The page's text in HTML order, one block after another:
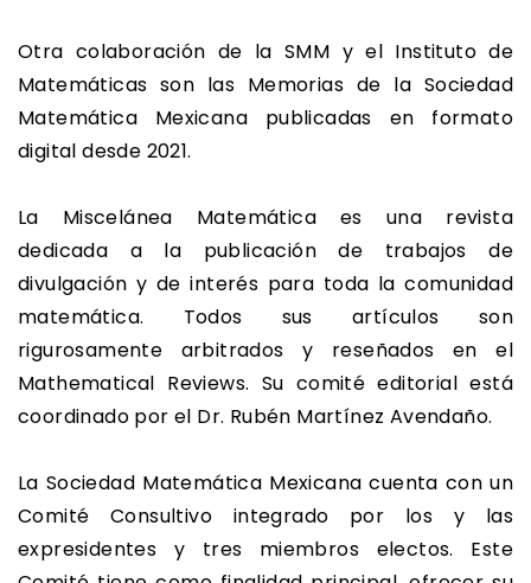
Otra colaboración de la SMM y el Instituto de
Matemáticas son las Memorias de la Sociedad
Matemática Mexicana publicadas en formato
digital desde 2021.
La Miscelánea Matemática es una revista
dedicada a la publicación de trabajos de
divulgación y de interés para toda la comunidad
matemática. Todos sus artículos son
rigurosamente arbitrados y reseñados en el
Mathematical Reviews. Su comité editorial está
coordinado por el Dr. Rubén Martínez Avendaño.
La Sociedad Matemática Mexicana cuenta con un
Comité Consultivo integrado por los y las
expresidentes y tres miembros electos. Este